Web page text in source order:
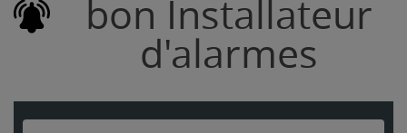
bon Installateur
d'alarmes